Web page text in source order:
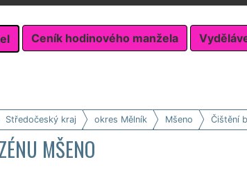
Ceník hodinového manžela
Středočeský kraj okres Mělník Mšeno Čištění
MŠENO